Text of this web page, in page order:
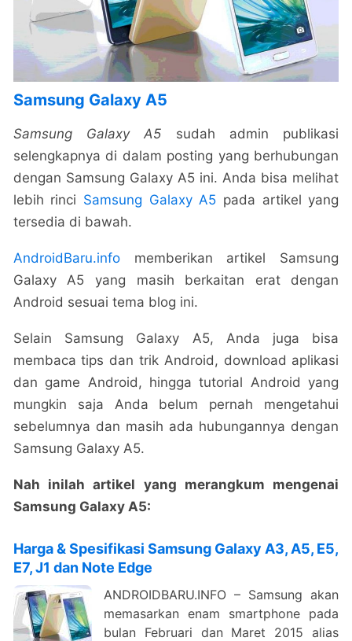
Samsung Galaxy A5
Samsung Galaxy A5 sudah admin publikasi
selengkapnya di dalam posting yang berhubungan
dengan Samsung Galaxy A5 ini. Anda bisa melihat
lebih rinci Samsung Galaxy A5 pada artikel yang
tersedia di bawah.
AndroidBaru.infomemberikan artikel Samsung
Galaxy A5 yang masih berkaitan erat dengan
Android sesuai tema blog ini.
Selain Samsung Galaxy A5, Anda juga bisa
membaca tips dan trik Android, download aplikasi
dan game Android, hingga tutorial Android yang
mungkin saja Anda belum pernah mengetahui
sebelumnya dan masih ada hubungannya dengan
Samsung Galaxy A5.
Nah inilah artikel yang merangkum mengenai
Samsung Galaxy A5:
Harga & Spesifikasi Samsung Galaxy A3, A5, E5,
E7, J1 dan Note Edge
ANDROIDBARU.INFO – Samsung akan
memasarkan enam smartphone pada
bulan Februari dan Maret 2015 alias